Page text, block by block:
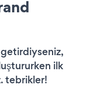
getirdiyseniz,
ilk
tebrikler!